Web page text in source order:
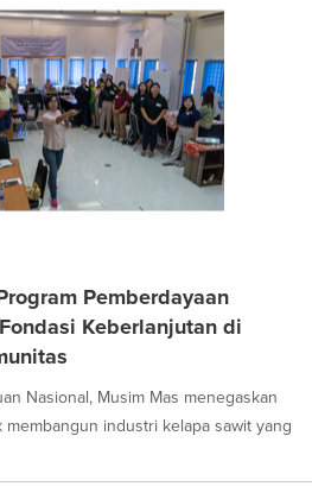
Pemberdayaan
Keberlanjutan di
Nasional, Musim Mas menegaskan
industri kelapa sawit yang